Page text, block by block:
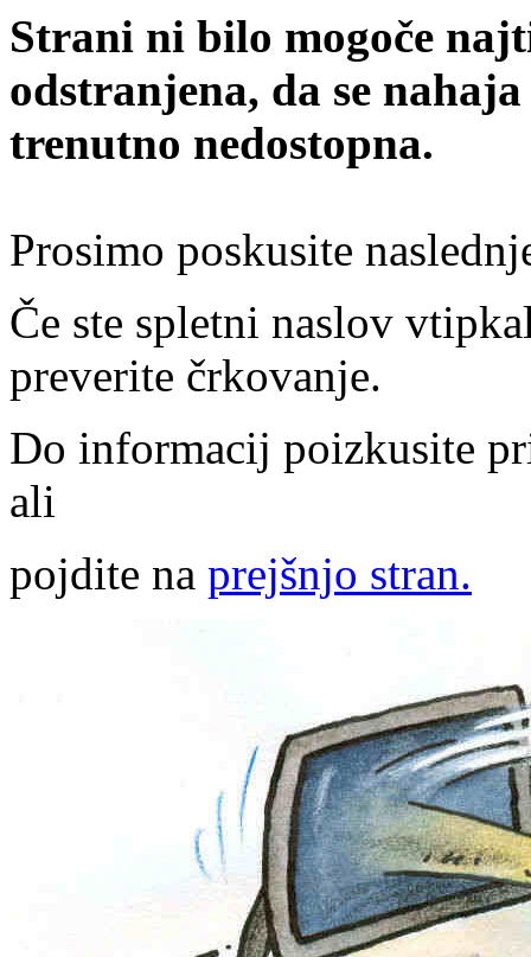
Strani ni bilo mogoče
odstranjena, da se
trenutno nedostopna.
Prosimo poskusite
Če ste spletni naslov
preverite črkovanje.
Do informacij poizkusite
ali
pojdite na prejšnjo stran.